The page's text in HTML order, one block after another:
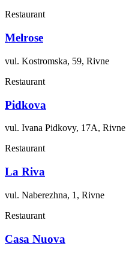
Restaurant
Melrose
vul. Kostromska, 59, Rivne
Restaurant
Pidkova
vul. Ivana Pidkovy, 17A, Rivne
Restaurant
La Riva
vul. Naberezhna, 1, Rivne
Restaurant
Casa Nuova